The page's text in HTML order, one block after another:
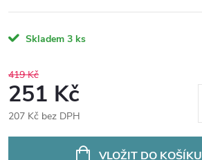
Skladem 3 ks
419 Kč
251 Kč
207 Kč bez DPH
VLOŽIT DO KOŠÍKU